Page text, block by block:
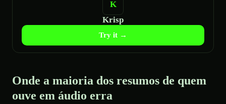
Krisp
Try it →
Onde a maioria dos resumos de quem
ouve em áudio erra